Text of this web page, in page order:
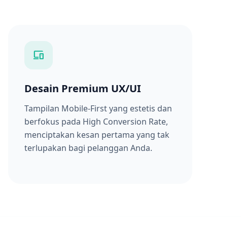
devices
Desain Premium UX/UI
Tampilan Mobile-First yang estetis dan
berfokus pada High Conversion Rate,
menciptakan kesan pertama yang tak
terlupakan bagi pelanggan Anda.